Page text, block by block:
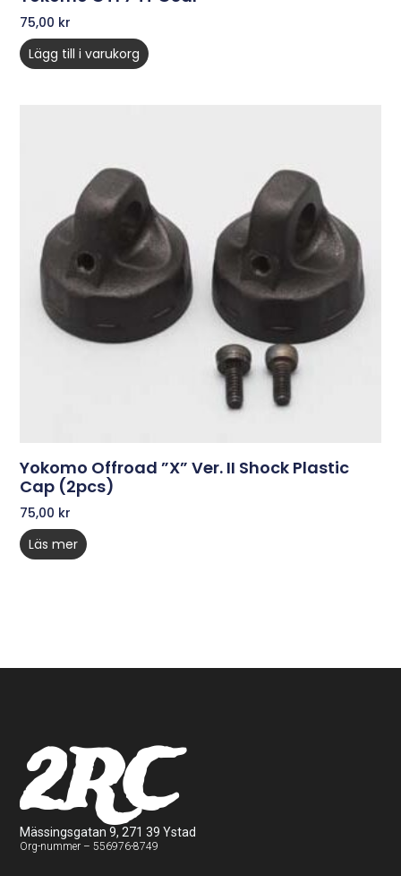
75,00 kr
Lägg till i varukorg
Yokomo Offroad ”X” Ver. II Shock Plastic
Cap (2pcs)
75,00 kr
Läs mer
2RC
Mässingsgatan 9, 271 39 Ystad
Org-nummer – 556976-8749